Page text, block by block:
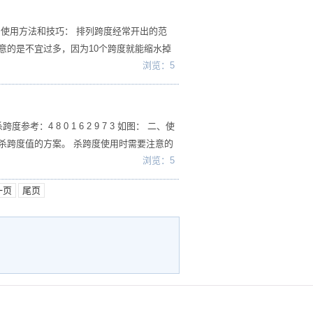
用方法和技巧： 排列跨度经常开出的范
的是不宜过多，因为10个跨度就能缩水掉
浏览：5
度参考：4 8 0 1 6 2 9 7 3 如图： 二、使
跨度值的方案。 杀跨度使用时需要注意的
浏览：5
页 尾页